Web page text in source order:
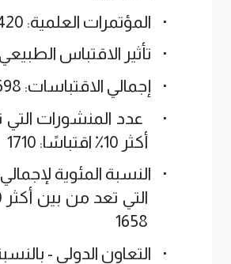
·
المؤتمرات العلمية:
·
تأثير الاقتباس
·
إجمالي الاقتباسات:
·
عدد المنشورات
أكثر 10٪ اقتباسًا:
1710
·
النسبة المئوية
التي تعد من بين أكثر 10٪ اقتباسًا:
1658
·
التعاون الدولي -